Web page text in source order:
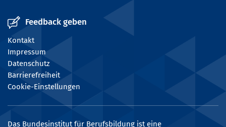
Feedback geben
Kontakt
Impressum
Datenschutz
Barrierefreiheit
Cookie-Einstellungen
Das Bundesinstitut für Berufsbildung ist eine